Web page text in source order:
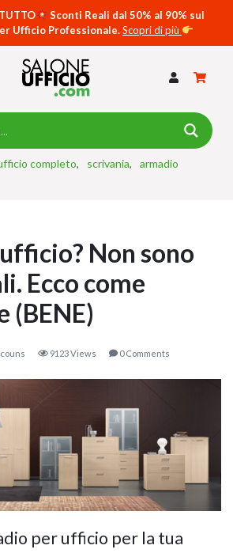
Sconti Reali dal 50% al 90% sul
Ufficio Professionale.Scopri di più
completo scrivania armadio
KOROS –
Non sono
Ecco come
(BENE)
9123 Views 0 Comments
per ufficio per la tua